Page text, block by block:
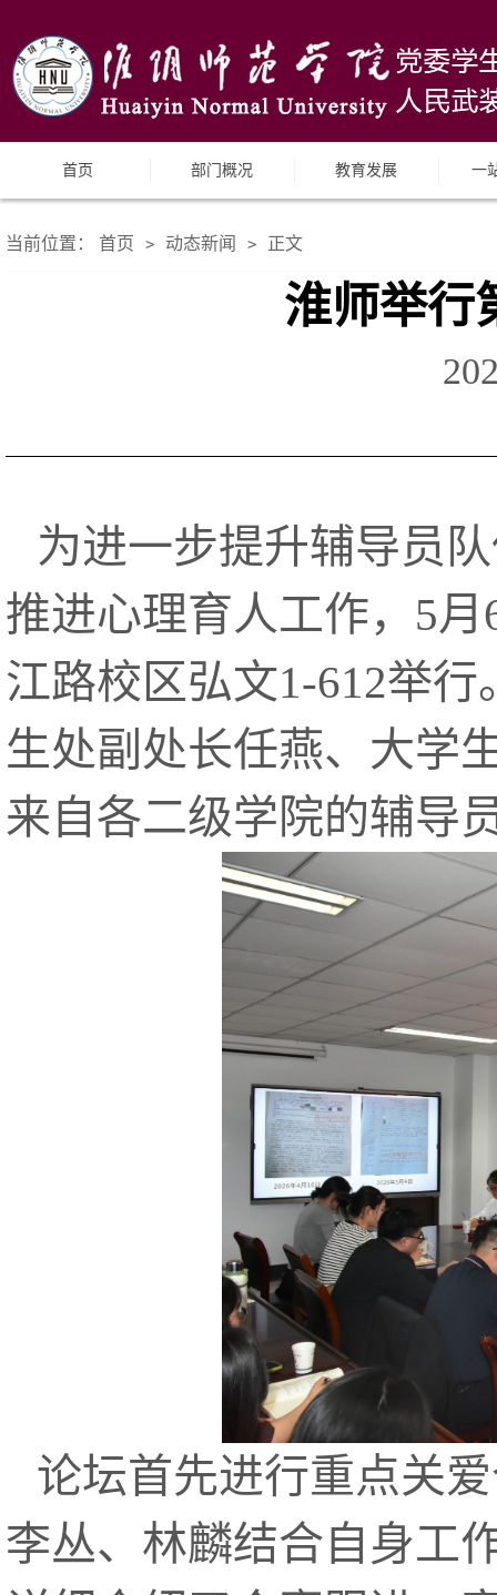
首页 部门概况 教育发展 一
当前位置： 首页 > 动态新闻 > 正文
淮师举行
为进一步提升辅导员
推进心理育人工作，5
江路校区弘文1-612举行
生处副处长任燕、大学
来自各二级学院的辅导
论坛首先进行重点关
李丛、林麟结合自身工